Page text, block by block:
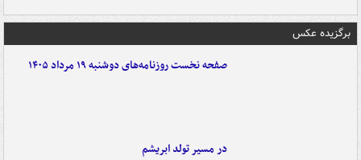
برگزیده عکس
صفحه نخست روزنامه‌های دوشنبه ۱۹ مرداد ۱۴۰۵
در مسیر تولد ابریشم